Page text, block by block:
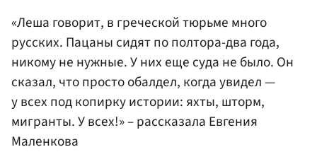
«Леша говорит, в греческой тюрьме много
русских. Пацаны сидят по полтора-два года,
никому не нужные. У них еще суда не было. Он
сказал, что просто обалдел, когда увидел —
у всех под копирку истории: яхты, шторм,
мигранты. У всех!» – рассказала Евгения
Маленкова